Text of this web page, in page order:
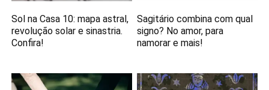
Sol na Casa 10: mapa astral,
revolução solar e sinastria.
Confira!
Sagitário combina com qual
signo? No amor, para
namorar e mais!